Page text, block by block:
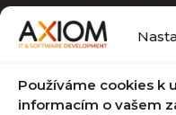
Používáme cookies k
informacím o vašem
Email:
Tel.: +421 944
IČO: 50 703 871
DIČ: